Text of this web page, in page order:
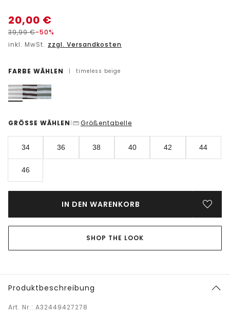
20,00 €
39,99€-50%
inkl. MwSt. zzgl. Versandkosten
FARBE WÄHLEN | timeless beige
GRÖSSE WÄHLEN | Größentabelle
34 36 38 40 42 44
46
IN DEN WARENKORB
SHOP THE LOOK
Produktbeschreibung
Art. Nr.: A32449427278